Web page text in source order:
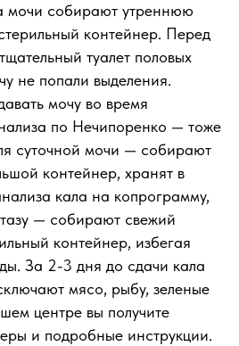
мочи собирают утреннюю
контейнер. Перед
туалет половых
не попали выделения.
мочу во время
по Нечипоренко — тоже
суточной мочи — собирают
контейнер, хранят в
кала на копрограмму,
— собирают свежий
контейнер, избегая
За 2-3 дня до сдачи кала
мясо, рыбу, зеленые
центре вы получите
и подробные инструкции.